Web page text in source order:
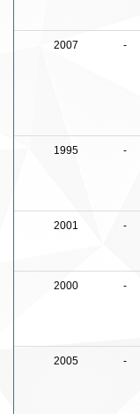
2007 -
1995 -
2001 -
2000 -
2005 -